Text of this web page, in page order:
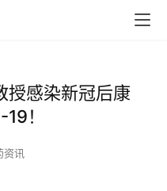
授感染新冠后康
！
资讯